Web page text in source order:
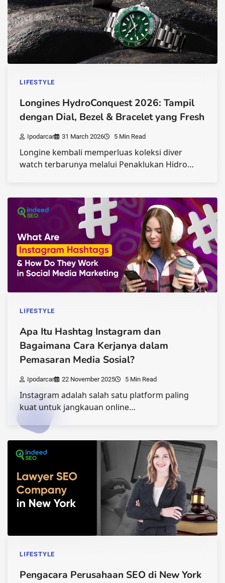
LIFESTYLE
Longines HydroConquest 2026: Tampil
dengan Dial, Bezel & Bracelet yang Fresh
Ipodarcar 31 March 2026 5 Min Read
Longine kembali memperluas koleksi diver
watch terbarunya melalui Penaklukan Hidro…
LIFESTYLE
Apa Itu Hashtag Instagram dan
Bagaimana Cara Kerjanya dalam
Pemasaran Media Sosial?
Ipodarcar 22 November 2025 5 Min Read
Instagram adalah salah satu platform paling
kuat untuk jangkauan online…
LIFESTYLE
Pengacara Perusahaan SEO di New York